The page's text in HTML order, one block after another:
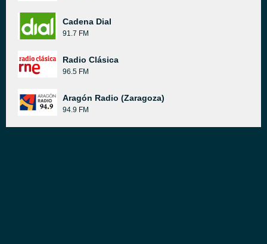
Cadena Dial
91.7 FM
Radio Clásica
96.5 FM
Aragón Radio (Zaragoza)
94.9 FM